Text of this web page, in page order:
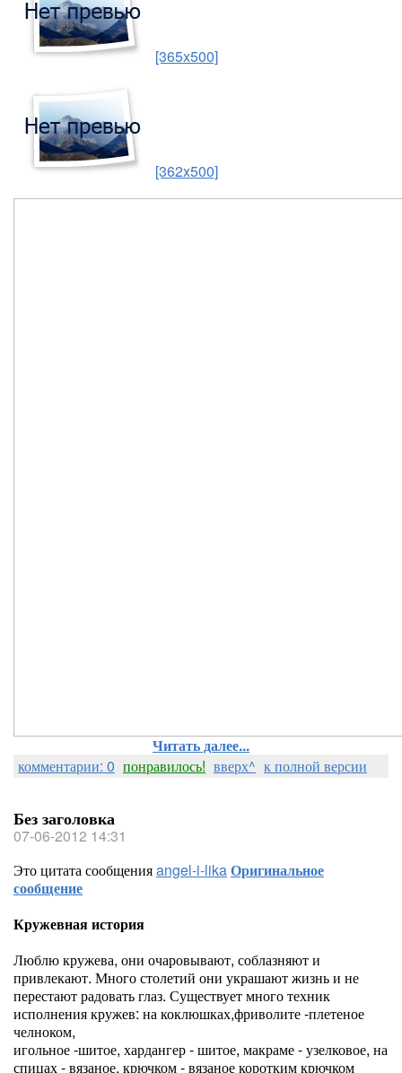
[365x500]
[362x500]
Читать далее...
комментарии: 0 понравилось! вверх^ к полной версии
Без заголовка
07-06-2012 14:31
Это цитата сообщенияangel-i-likaОригинальное
сообщение
Кружевная история
Люблю кружева, они очаровывают, соблазняют и
привлекают. Много столетий они украшают жизнь и не
перестают радовать глаз. Существует много техник
исполнения кружев: на коклюшках,фриволите -плетеное
челноком,
игольное -шитое, хардангер - шитое, макраме - узелковое, на
спицах - вязаное, крючком - вязаное коротким крючком